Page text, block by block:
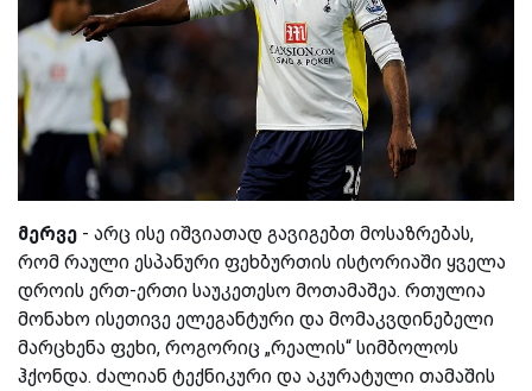
მერვე - არც ისე იშვიათად გავიგებთ მოსაზრებას,
რომ რაული ესპანური ფეხბურთის ისტორიაში ყველა
დროის ერთ-ერთი საუკეთესო მოთამაშეა. რთულია
მონახო ისეთივე ელეგანტური და მომაკვდინებელი
მარცხენა ფეხი, როგორიც „რეალის“ სიმბოლოს
ჰქონდა. ძალიან ტექნიკური და აკურატული თამაშის